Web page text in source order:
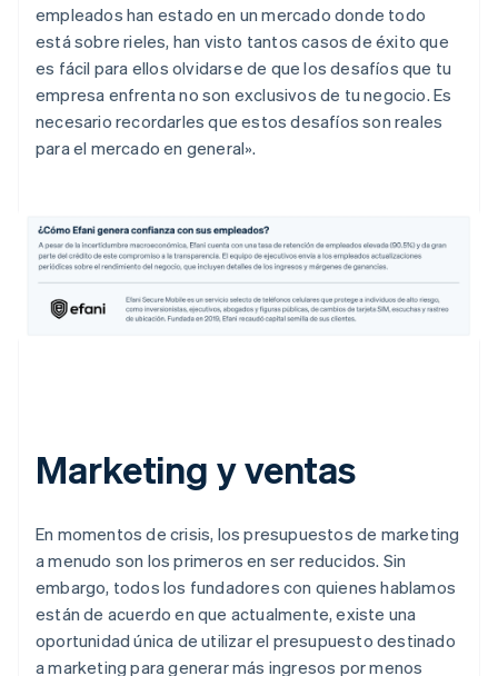
empleados han estado en un mercado donde todo
está sobre rieles, han visto tantos casos de éxito que
es fácil para ellos olvidarse de que los desafíos que tu
empresa enfrenta no son exclusivos de tu negocio. Es
necesario recordarles que estos desafíos son reales
para el mercado en general».
Marketing y ventas
En momentos de crisis, los presupuestos de marketing
a menudo son los primeros en ser reducidos. Sin
embargo, todos los fundadores con quienes hablamos
están de acuerdo en que actualmente, existe una
oportunidad única de utilizar el presupuesto destinado
a marketing para generar más ingresos por menos